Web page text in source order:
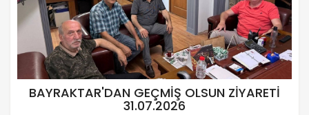
BAYRAKTAR'DAN GEÇMİŞ OLSUN ZİYARETİ
31.07.2026